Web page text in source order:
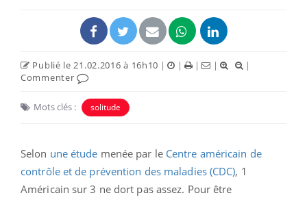
Publié le 21.02.2016 à 16h10 | | | |
|
Commenter
Mots clés : solitude
Selon une étude menée par le Centre américain de
contrôle et de prévention des maladies (CDC), 1
Américain sur 3 ne dort pas assez. Pour être